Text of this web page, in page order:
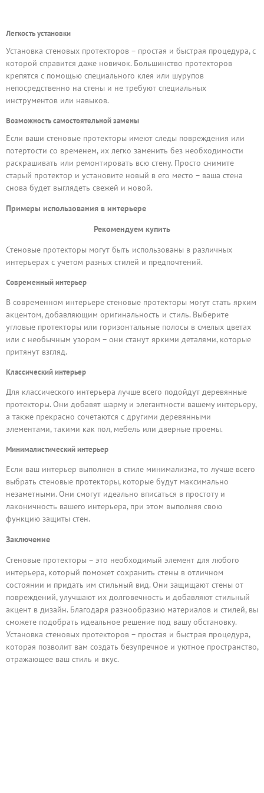
Легкость установки
Установка стеновых протекторов – простая и быстрая процедура, с
которой справится даже новичок. Большинство протекторов
крепятся с помощью специального клея или шурупов
непосредственно на стены и не требуют специальных
инструментов или навыков.
Возможность самостоятельной замены
Если ваши стеновые протекторы имеют следы повреждения или
потертости со временем, их легко заменить без необходимости
раскрашивать или ремонтировать всю стену. Просто снимите
старый протектор и установите новый в его место – ваша стена
снова будет выглядеть свежей и новой.
Примеры использования в интерьере
Рекомендуем купить
Стеновые протекторы могут быть использованы в различных
интерьерах с учетом разных стилей и предпочтений.
Современный интерьер
В современном интерьере стеновые протекторы могут стать ярким
акцентом, добавляющим оригинальность и стиль. Выберите
угловые протекторы или горизонтальные полосы в смелых цветах
или с необычным узором – они станут яркими деталями, которые
притянут взгляд.
Классический интерьер
Для классического интерьера лучше всего подойдут деревянные
протекторы. Они добавят шарму и элегантности вашему интерьеру,
а также прекрасно сочетаются с другими деревянными
элементами, такими как пол, мебель или дверные проемы.
Минималистический интерьер
Если ваш интерьер выполнен в стиле минимализма, то лучше всего
выбрать стеновые протекторы, которые будут максимально
незаметными. Они смогут идеально вписаться в простоту и
лаконичность вашего интерьера, при этом выполняя свою
функцию защиты стен.
Заключение
Стеновые протекторы – это необходимый элемент для любого
интерьера, который поможет сохранить стены в отличном
состоянии и придать им стильный вид. Они защищают стены от
повреждений, улучшают их долговечность и добавляют стильный
акцент в дизайн. Благодаря разнообразию материалов и стилей, вы
сможете подобрать идеальное решение под вашу обстановку.
Установка стеновых протекторов – простая и быстрая процедура,
которая позволит вам создать безупречное и уютное пространство,
отражающее ваш стиль и вкус.